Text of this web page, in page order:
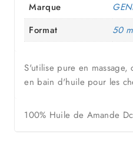
Marque
Format
50
S'utilise pure en
en bain d'huile pour les
100% Huile de Amande